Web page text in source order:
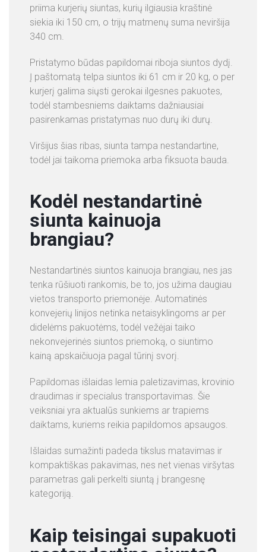
priima kurjerių siuntas, kurių ilgiausia kraštinė
siekia iki 150 cm, o trijų matmenų suma neviršija
340 cm.
Pristatymo būdas papildomai riboja siuntos dydį.
Į paštomatą telpa siuntos iki 61 cm ir 20 kg, o per
kurjerį galima siųsti gerokai ilgesnes pakuotes,
todėl stambesniems daiktams dažniausiai
pasirenkamas pristatymas nuo durų iki durų.
Viršijus šias ribas, siunta tampa nestandartine,
todėl jai taikoma priemoka arba fiksuota bauda.
Kodėl nestandartinė
siunta kainuoja
brangiau?
Nestandartinės siuntos kainuoja brangiau, nes jas
tenka rūšiuoti rankomis, be to, jos užima daugiau
vietos transporto priemonėje. Automatinės
konvejerių linijos netinka netaisyklingoms ar per
didelėms pakuotėms, todėl vežėjai taiko
nekonvejerinės siuntos priemoką, o siuntimo
kainą apskaičiuoja pagal tūrinį svorį.
Papildomas išlaidas lemia paletizavimas, krovinio
draudimas ir specialus transportavimas. Šie
veiksniai yra aktualūs sunkiems ar trapiems
daiktams, kuriems reikia papildomos apsaugos.
Išlaidas sumažinti padeda tikslus matavimas ir
kompaktiškas pakavimas, nes net vienas viršytas
parametras gali perkelti siuntą į brangesnę
kategoriją.
Kaip teisingai supakuoti